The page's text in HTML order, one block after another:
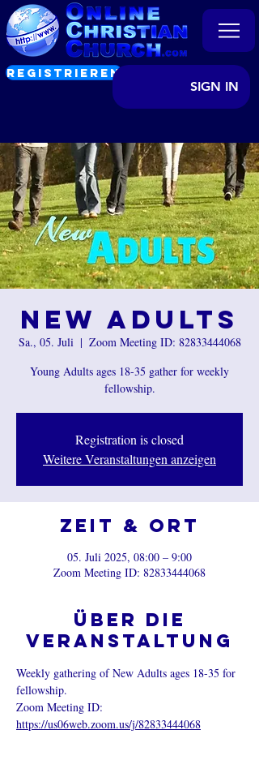
REGISTRIEREN
SIGN IN
New Adults
Sa., 05. Juli
  |
Zoom Meeting ID: 82833444068
Young Adults ages 18-35 gather for weekly
fellowship.
Registration is closed
Weitere Veranstaltungen anzeigen
Zeit & Ort
05. Juli 2025, 08:00 – 9:00
Zoom Meeting ID: 82833444068
Über die
Veranstaltung
Weekly gathering of New Adults ages 18-35 for
fellowship.
Zoom Meeting ID:
https://us06web.zoom.us/j/82833444068